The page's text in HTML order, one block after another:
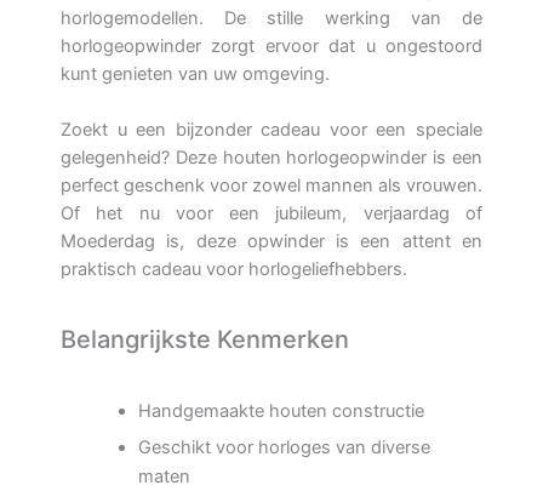
horlogemodellen. De stille werking van de
horlogeopwinder zorgt ervoor dat u ongestoord
kunt genieten van uw omgeving.
Zoekt u een bijzonder cadeau voor een speciale
gelegenheid? Deze houten horlogeopwinder is een
perfect geschenk voor zowel mannen als vrouwen.
Of het nu voor een jubileum, verjaardag of
Moederdag is, deze opwinder is een attent en
praktisch cadeau voor horlogeliefhebbers.
Belangrijkste Kenmerken
Handgemaakte houten constructie
Geschikt voor horloges van diverse
maten